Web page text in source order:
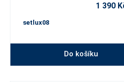
1 390
setlux08
Do košíku